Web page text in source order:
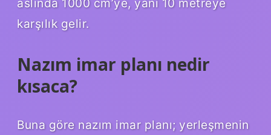
karşılık gelir.
Nazım imar planı nedir
kısaca?
Buna göre nazım imar planı; yerleşmenin